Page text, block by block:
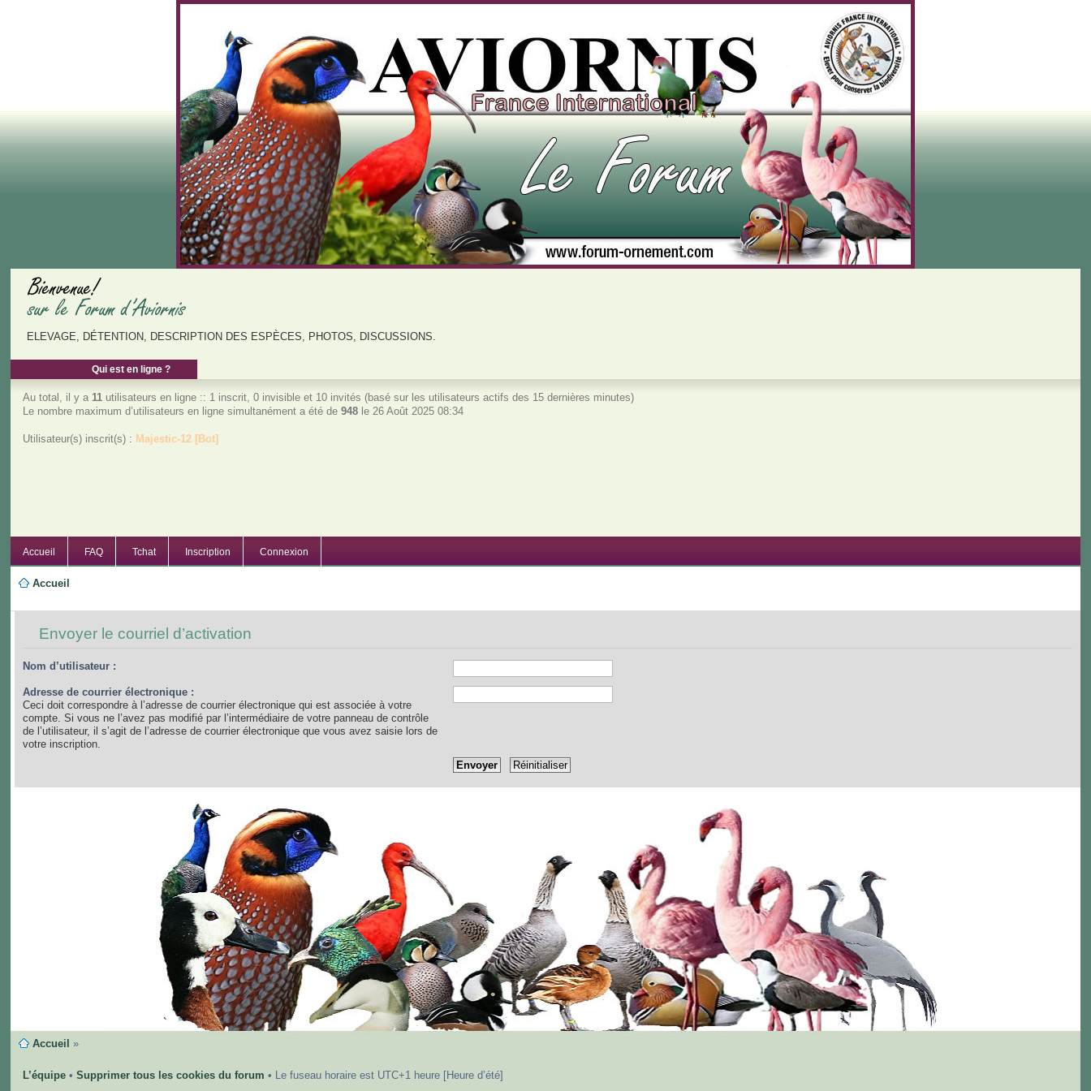
ELEVAGE, DÉTENTION, DESCRIPTION DES ESPÈCES, PHOTOS, DISCUSSIONS.
Qui est en ligne ?
Au total, il y a 11 utilisateurs en ligne :: 1 inscrit, 0 invisible et 10 invités (basé sur les utilisateurs actifs des 15 dernières minutes)
Le nombre maximum d’utilisateurs en ligne simultanément a été de948 le 26 Août 2025 08:34
Utilisateur(s) inscrit(s) : Majestic-12 [Bot]
Accueil FAQ Tchat Inscription Connexion
Accueil
Envoyer le courriel d’activation
Nom d’utilisateur :
Adresse de courrier électronique :
Ceci doit correspondre à l’adresse de courrier électronique qui est associée à votre
compte. Si vous ne l’avez pas modifié par l’intermédiaire de votre panneau de contrôle
de l’utilisateur, il s’agit de l’adresse de courrier électronique que vous avez saisie lors de
votre inscription.
Accueil »
L’équipe •Supprimer tous les cookies du forum • Le fuseau horaire est UTC+1 heure [Heure d’été]